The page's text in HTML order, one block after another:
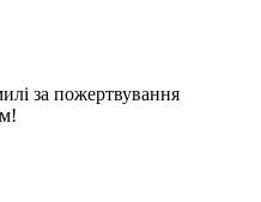
за пожертвування